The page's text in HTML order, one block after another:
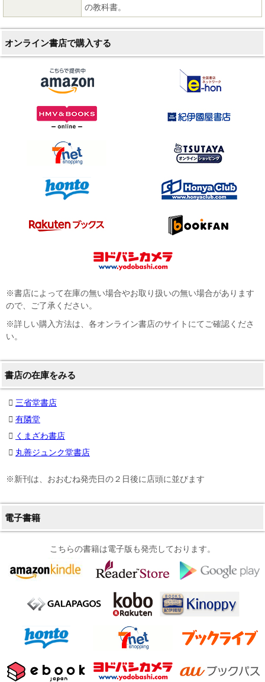
の教科書。
オンライン書店で購入する
※書店によって在庫の無い場合やお取り扱いの無い場合があります
ので、ご了承ください。
※詳しい購入方法は、各オンライン書店のサイトにてご確認くださ
い。
書店の在庫をみる
三省堂書店
有隣堂
くまざわ書店
丸善ジュンク堂書店
※新刊は、おおむね発売日の２日後に店頭に並びます
電子書籍
こちらの書籍は電子版も発売しております。